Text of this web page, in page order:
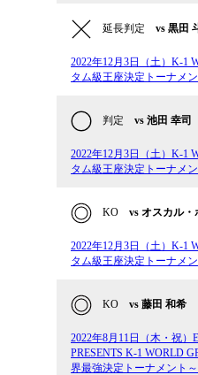
延長判定 vs 黒田
2022年12月3日（土）K-1
タム級王座決定トーナメ
判定 vs 池田 幸司
2022年12月3日（土）K-1
タム級王座決定トーナメ
KO vs オスカル・
2022年12月3日（土）K-1
タム級王座決定トーナメ
KO vs 藤田 和希
2022年8月11日（木・祝
PRESENTS K-1 WORLD
界最強決定トーナメント～